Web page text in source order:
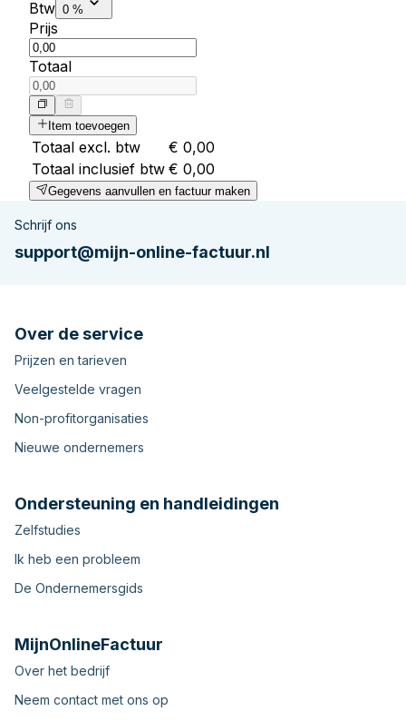
Btw 0 %
Prijs
Totaal
Item toevoegen
Totaal excl. btw
€ 0,00
Totaal inclusief btw € 0,00
Gegevens aanvullen en factuur maken
Schrijf ons
support@mijn-online-factuur.nl
Over de service
Prijzen en tarieven
Veelgestelde vragen
Non-profitorganisaties
Nieuwe ondernemers
Ondersteuning en handleidingen
Zelfstudies
Ik heb een probleem
De Ondernemersgids
MijnOnlineFactuur
Over het bedrijf
Neem contact met ons op